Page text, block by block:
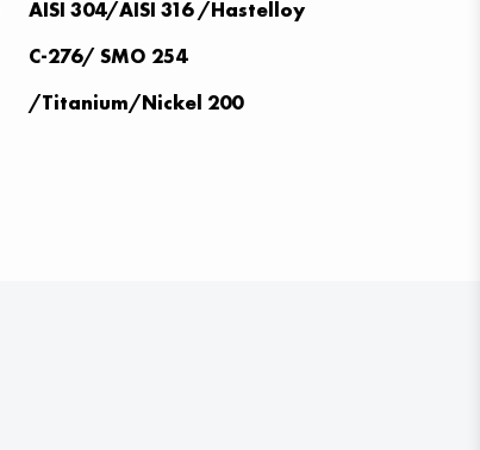
AISI 304/AISI 316 /Hastelloy
С-276/ SMO 254
/Titanium/Nickel 200